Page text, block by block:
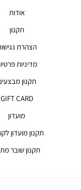
אודות
תקנון
הצהרת
מדיניות
תקנון
GIFT CARD
מועדון
תקנון מועדון
תקנון שובר